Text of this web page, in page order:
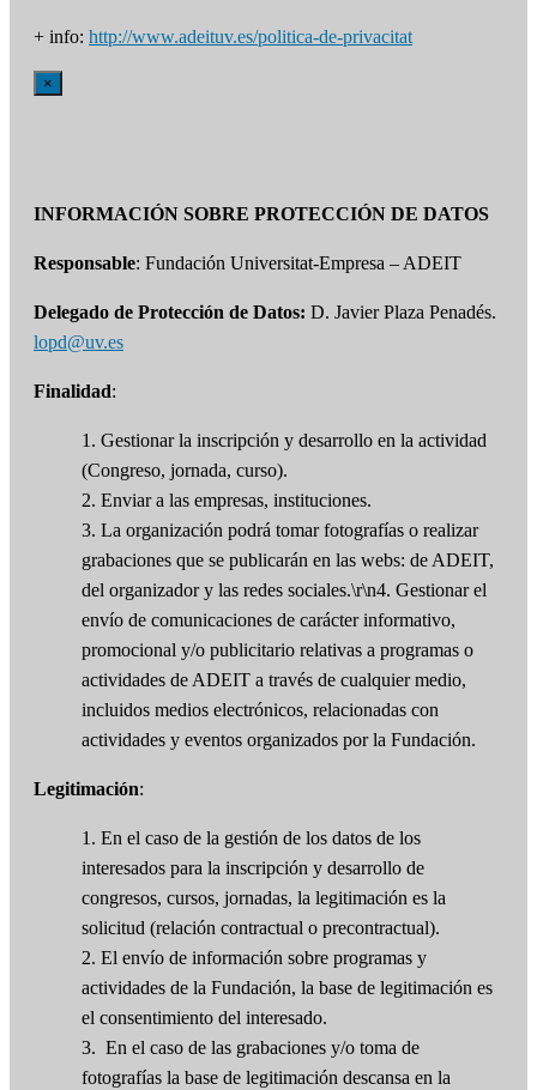
+ info: http://www.adeituv.es/politica-de-privacitat
×
INFORMACIÓN SOBRE PROTECCIÓN DE DATOS
Responsable: Fundación Universitat-Empresa – ADEIT
Delegado de Protección de Datos: D. Javier Plaza Penadés.
lopd@uv.es
Finalidad:
1. Gestionar la inscripción y desarrollo en la actividad
(Congreso, jornada, curso).
2. Enviar a las empresas, instituciones.
3. La organización podrá tomar fotografías o realizar
grabaciones que se publicarán en las webs: de ADEIT,
del organizador y las redes sociales.\r\n4. Gestionar el
envío de comunicaciones de carácter informativo,
promocional y/o publicitario relativas a programas o
actividades de ADEIT a través de cualquier medio,
incluidos medios electrónicos, relacionadas con
actividades y eventos organizados por la Fundación.
Legitimación:
1. En el caso de la gestión de los datos de los
interesados para la inscripción y desarrollo de
congresos, cursos, jornadas, la legitimación es la
solicitud (relación contractual o precontractual).
2. El envío de información sobre programas y
actividades de la Fundación, la base de legitimación es
el consentimiento del interesado.
3. En el caso de las grabaciones y/o toma de
fotografías la base de legitimación descansa en la